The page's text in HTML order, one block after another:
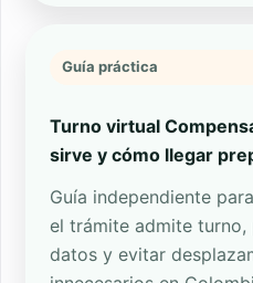
Guía práctica
Turno virtual
sirve y cómo llegar
Guía independiente
el trámite admite turno,
datos y evitar